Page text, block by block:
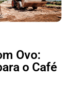
Ovo:
o Café